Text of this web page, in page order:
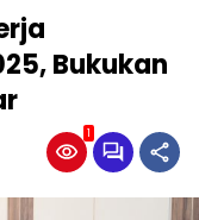
Bukukan
1